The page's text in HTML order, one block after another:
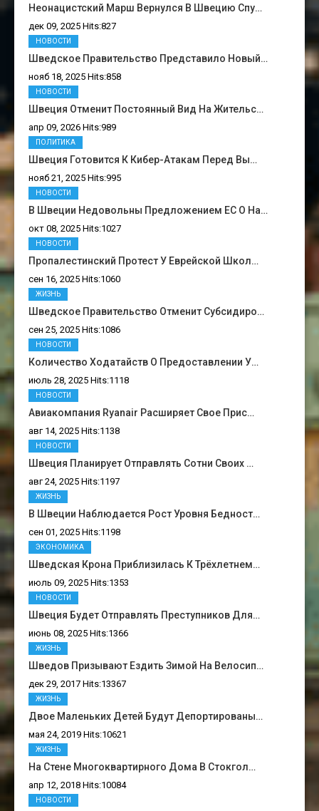
Неонацистский Марш Вернулся В Швецию Спу…
дек 09, 2025 Hits:827
Шведское Правительство Представило Новый…
нояб 18, 2025 Hits:858
НОВОСТИ
Швеция Отменит Постоянный Вид На Жительс…
апр 09, 2026 Hits:989
НОВОСТИ
Швеция Готовится К Кибер-Атакам Перед Вы…
нояб 21, 2025 Hits:995
ПОЛИТИКА
В Швеции Недовольны Предложением ЕС О На…
окт 08, 2025 Hits:1027
НОВОСТИ
Пропалестинский Протест У Еврейской Школ…
сен 16, 2025 Hits:1060
НОВОСТИ
Шведское Правительство Отменит Субсидиро…
сен 25, 2025 Hits:1086
ЖИЗНЬ
Количество Ходатайств О Предоставлении У…
июль 28, 2025 Hits:1118
НОВОСТИ
Авиакомпания Ryanair Расширяет Свое Прис…
авг 14, 2025 Hits:1138
НОВОСТИ
Швеция Планирует Отправлять Сотни Своих …
авг 24, 2025 Hits:1197
НОВОСТИ
В Швеции Наблюдается Рост Уровня Бедност…
сен 01, 2025 Hits:1198
ЖИЗНЬ
Шведская Крона Приблизилась К Трёхлетнем…
июль 09, 2025 Hits:1353
ЭКОНОМИКА
Швеция Будет Отправлять Преступников Для…
июнь 08, 2025 Hits:1366
НОВОСТИ
Шведов Призывают Ездить Зимой На Велосип…
дек 29, 2017 Hits:13367
ЖИЗНЬ
Двое Маленьких Детей Будут Депортированы…
мая 24, 2019 Hits:10621
ЖИЗНЬ
На Стене Многоквартирного Дома В Стокгол…
апр 12, 2018 Hits:10084
ЖИЗНЬ
НОВОСТИ